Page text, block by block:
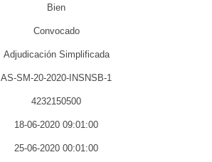
Bien
Convocado
Adjudicación Simplificada
AS-SM-20-2020-INSNSB-1
4232150500
18-06-2020 09:01:00
25-06-2020 00:01:00